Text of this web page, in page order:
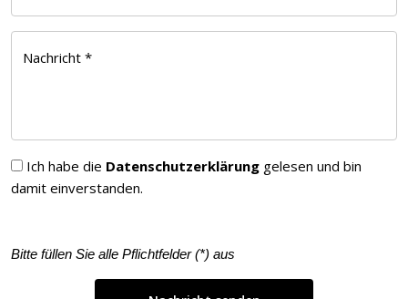
Nachricht *
Ich habe die Datenschutzerklärung gelesen und bin
damit einverstanden.
Bitte füllen Sie alle Pflichtfelder (*) aus